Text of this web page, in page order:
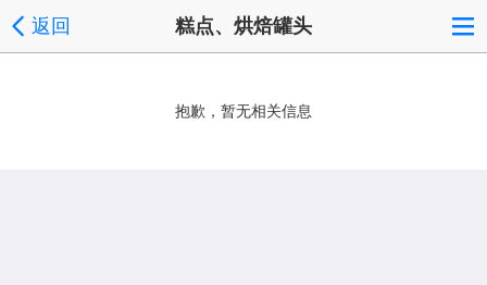
返回 糕点、烘焙罐头
抱歉，暂无相关信息